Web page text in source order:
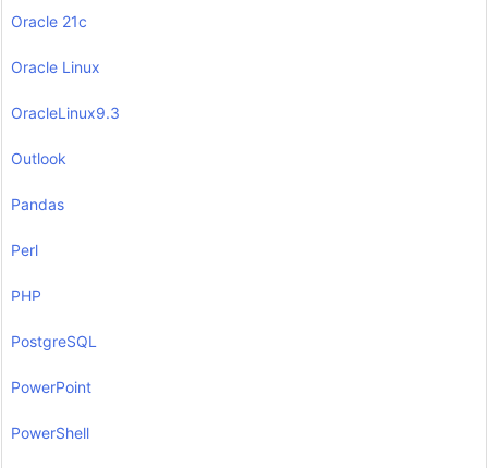
Oracle 21c
Oracle Linux
OracleLinux9.3
Outlook
Pandas
Perl
PHP
PostgreSQL
PowerPoint
PowerShell